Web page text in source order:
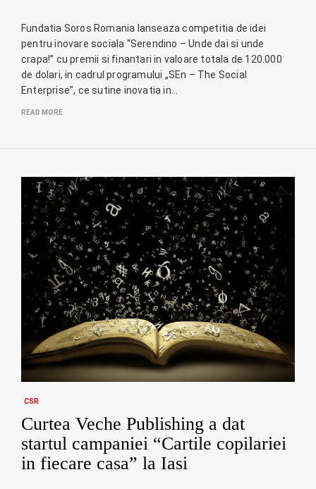
Fundatia Soros Romania lanseaza competitia de idei
pentru inovare sociala “Serendino – Unde dai si unde
crapa!” cu premii si finantari in valoare totala de 120.000
de dolari, in cadrul programului „SEn – The Social
Enterprise”, ce sutine inovatia in…
READ MORE
CSR
Curtea Veche Publishing a dat
startul campaniei “Cartile copilariei
in fiecare casa” la Iasi